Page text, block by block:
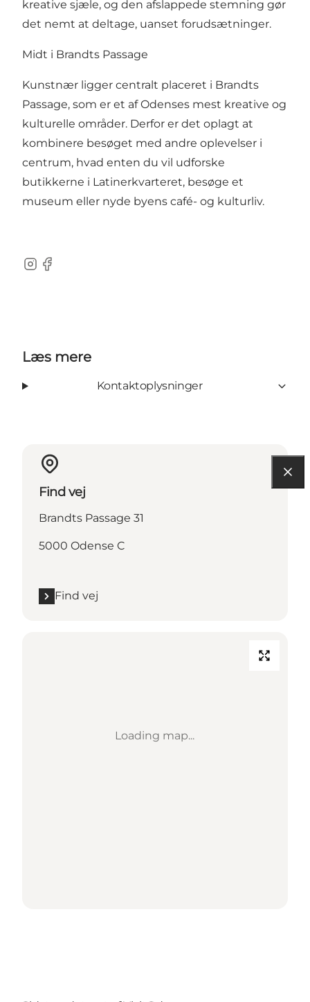
kreative sjæle, og den afslappede stemning gør
det nemt at deltage, uanset forudsætninger.
Midt i Brandts Passage
Kunstnær ligger centralt placeret i Brandts
Passage, som er et af Odenses mest kreative og
kulturelle områder. Derfor er det oplagt at
kombinere besøget med andre oplevelser i
centrum, hvad enten du vil udforske
butikkerne i Latinerkvarteret, besøge et
museum eller nyde byens café- og kulturliv.
Instagram
Facebook
Læs mere
Kontaktoplysninger
Find vej
Brandts Passage 31
5000 Odense C
Find vej
Loading map...